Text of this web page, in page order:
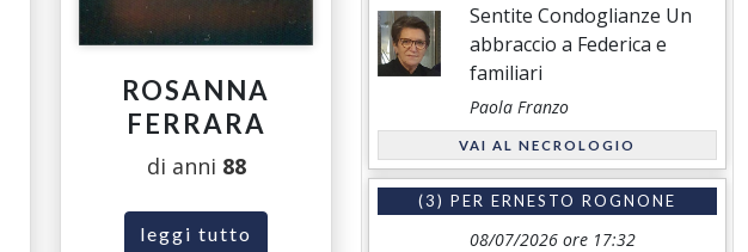
ROSANNA
FERRARA
di anni 88
leggi tutto
Sentite Condoglianze Un
abbraccio a Federica e
familiari
Paola Franzo
VAI AL NECROLOGIO
(3) PER ERNESTO ROGNONE
08/07/2026 ore 17:32